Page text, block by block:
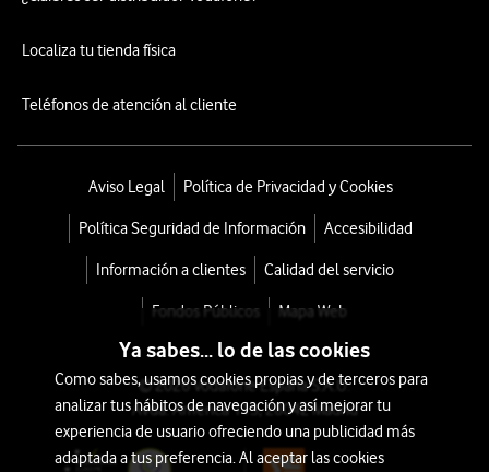
Localiza tu tienda física
Teléfonos de atención al cliente
Aviso Legal Política de Privacidad y Cookies
Política Seguridad de Información Accesibilidad
Información a clientes Calidad del servicio
Fondos Públicos Mapa Web
© 2026 Vodafone España S.A.U.
Avda. América 115, 28042 Madrid
Ya sabes... lo de las cookies
Como sabes, usamos cookies propias y de terceros para
analizar tus hábitos de navegación y así mejorar tu
experiencia de usuario ofreciendo una publicidad más
adaptada a tus preferencia. Al aceptar las cookies